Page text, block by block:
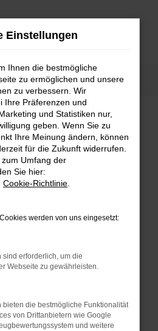
Fahrzeugmarkt
Error
aufgetreten.
die dir helfen können:
Firewall und deine
wie Werbeblocker,
Einstellungen
Ihnen die bestmögliche
zu ermöglichen und unsere
zu verbessern. Wir
Ihre Präferenzen und
und Statistiken nur,
geben. Wenn Sie zu
Ihre Meinung ändern, können
für die Zukunft widerrufen.
Umfang der
Sie hier:
Cookie-Richtlinie
werden von uns eingesetzt:
sind erforderlich, um die
Webseite zu gewährleisten.
bieten die bestmögliche Funktionalität
von Drittanbietern wie Google
und weitere